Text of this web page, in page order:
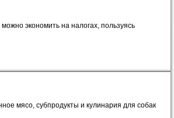
экономить на налогах, пользуясь
мясо, субпродукты и кулинария для собак